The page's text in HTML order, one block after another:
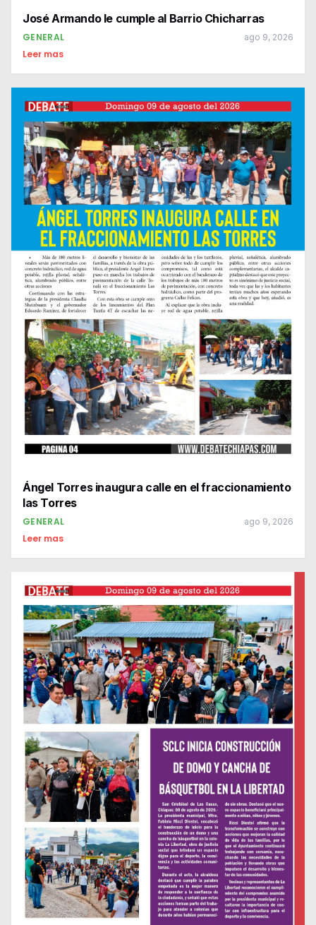
José Armando le cumple al Barrio Chicharras
GENERAL ago 9, 2026
Leer mas
Ángel Torres inaugura calle en el fraccionamiento
las Torres
GENERAL ago 9, 2026
Leer mas